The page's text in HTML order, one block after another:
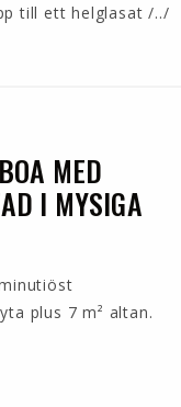
till ett helglasat /../
MED
I MYSIGA
plus 7 m² altan.